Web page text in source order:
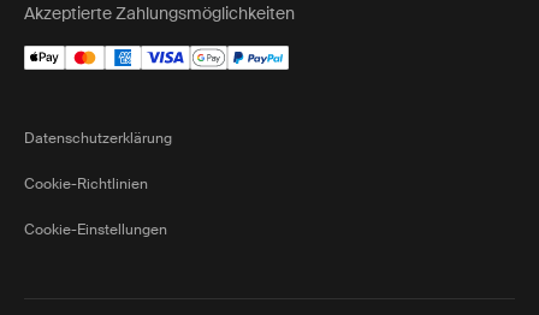
Akzeptierte Zahlungsmöglichkeiten
Datenschutzerklärung
Cookie-Richtlinien
Cookie-Einstellungen